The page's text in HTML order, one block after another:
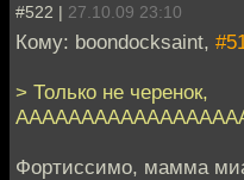
#522 | 27.10.09 23:10
Кому: boondocksaint,
> Только не черенок,
Фортиссимо, мамма